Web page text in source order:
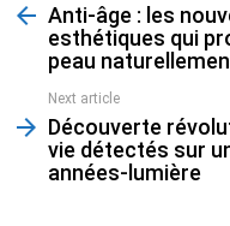
moreAnti-âge : les
esthétiques qui
peau
Next article
Découverte
vie détectés sur
années-lumière